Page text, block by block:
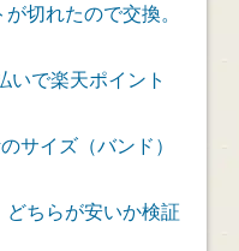
切れたので交換。
いで楽天ポイント
サイズ（バンド）
ちらが安いか検証